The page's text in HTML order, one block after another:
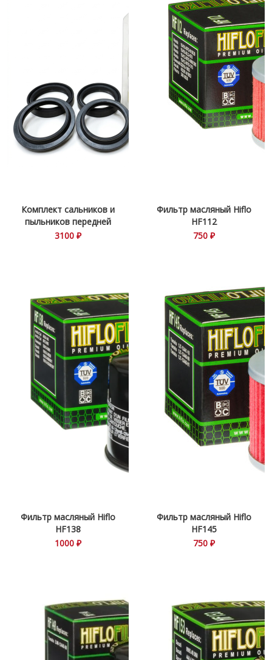
Комплект сальников и
пыльников передней
вилки CH56-133
3100 ₽
Фильтр масляный Hiflo
HF112
750 ₽
Фильтр масляный Hiflo
HF138
1000 ₽
Фильтр масляный Hiflo
HF145
750 ₽